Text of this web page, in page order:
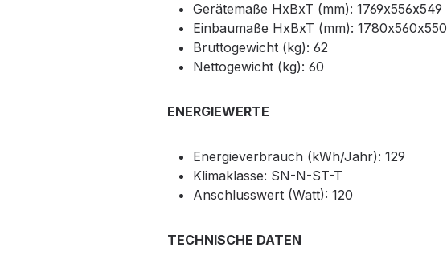
Gerätemaße HxBxT (mm): 1769x556x549
Einbaumaße HxBxT (mm): 1780x560x550
Bruttogewicht (kg): 62
Nettogewicht (kg): 60
ENERGIEWERTE
Energieverbrauch (kWh/Jahr): 129
Klimaklasse: SN-N-ST-T
Anschlusswert (Watt): 120
TECHNISCHE DATEN